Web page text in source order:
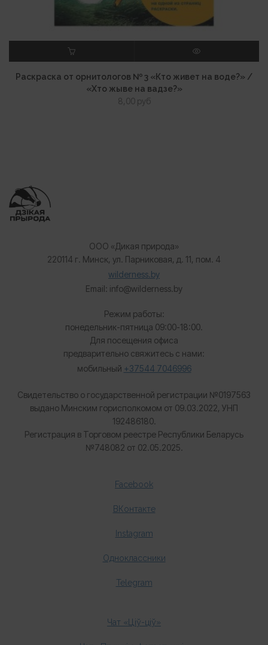
Раскраска от орнитологов № 3 «Кто живет на воде?» /
«Хто жыве на вадзе?»
8,00 руб
ООО «Дикая природа»
220114 г. Минск, ул. Парниковая, д. 11, пом. 4
wilderness.by
Email: info@wilderness.by
Режим работы:
понедельник-пятница 09:00-18:00.
Для посещения офиса
предварительно свяжитесь с нами:
мобильный +37544 7046996
Свидетельство о государственной регистрации №0197563
выдано Минским горисполкомом от 09.03.2022, УНП
192486180.
Регистрация в Торговом реестре Республики Беларусь
№748082 от 02.05.2025.
Facebook
ВКонтакте
Instagram
Одноклассники
Telegram
Чат «Ціў-ціў»